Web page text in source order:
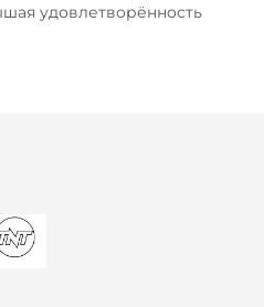
удовлетворённость